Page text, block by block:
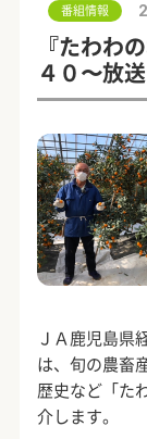
番組情報
『たわわ
４０〜放
ＪＡ鹿児島県
は、旬の農畜
歴史など「た
介します。